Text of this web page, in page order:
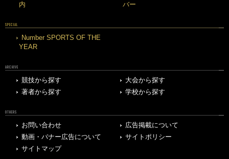
内
バー
SPECIAL
Number SPORTS OF THE
YEAR
ARCHIVE
競技から探す
大会から探す
著者から探す
学校から探す
OTHERS
お問い合わせ
広告掲載について
動画・バナー広告について
サイトポリシー
サイトマップ